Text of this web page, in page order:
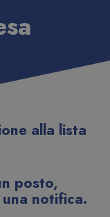
alla lista
posto,
notifica.